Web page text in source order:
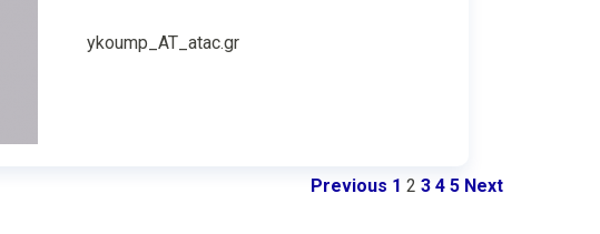
ykoump_AT_atac.gr
Previous 1 2 3 4 5 Next